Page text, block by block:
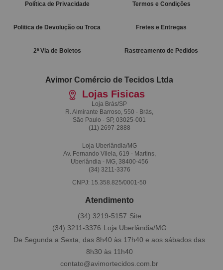
Política de Privacidade Termos e Condições
Politica de Devolução ou Troca Fretes e Entregas
2ª Via de Boletos Rastreamento de Pedidos
Avimor Comércio de Tecidos Ltda
Lojas Fisicas
Loja Brás/SP
R. Almirante Barroso, 550 - Brás,
São Paulo - SP, 03025-001
(11) 2697-2888
Loja Uberlândia/MG
Av. Fernando Vilela, 619 - Martins,
Uberlândia - MG, 38400-456
(34) 3211-3376
CNPJ: 15.358.825/0001-50
Atendimento
(34) 3211-3376
(34) 3219-5157
De Segunda a Sexta, das 8h40 às 17h40 e aos sábados das
8h30 às 11h40
contato@avimortecidos.com.br